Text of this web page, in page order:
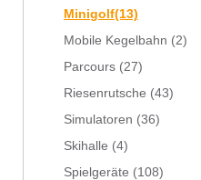
Minigolf(13)
Mobile Kegelbahn (2)
Parcours (27)
Riesenrutsche (43)
Simulatoren (36)
Skihalle (4)
Spielgeräte (108)